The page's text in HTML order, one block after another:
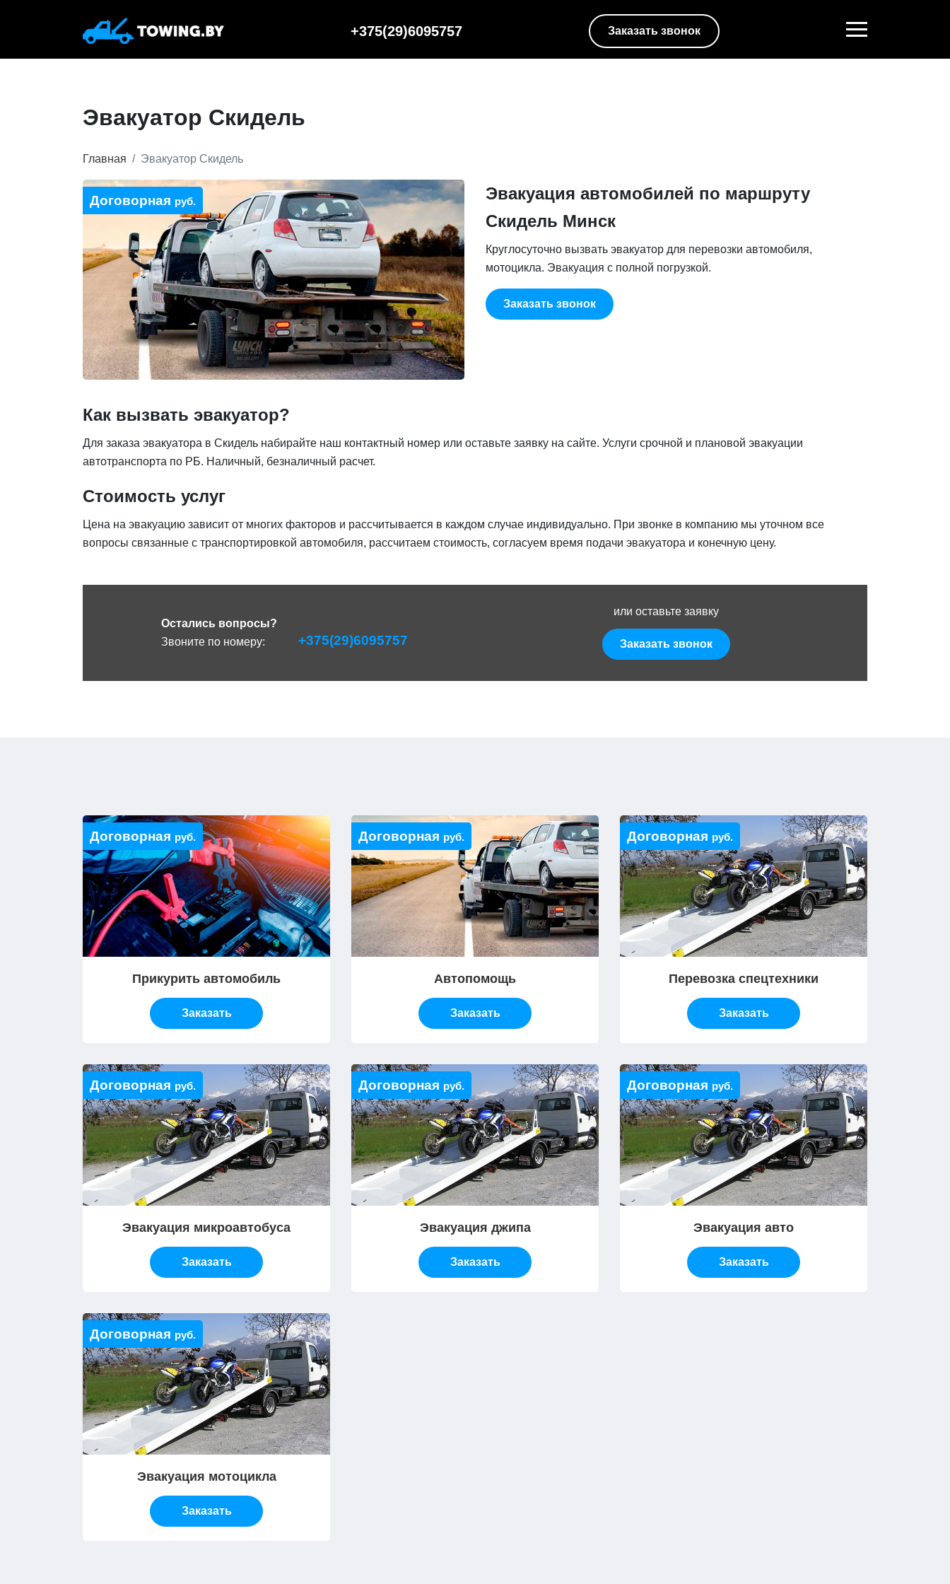
+375(29)6095757 Заказать звонок
Эвакуатор Скидель
Главная Эвакуатор Скидель
Договорная руб.
Эвакуация автомобилей по маршруту
Скидель Минск
Круглосуточно вызвать эвакуатор для перевозки автомобиля,
мотоцикла. Эвакуация с полной погрузкой.
Заказать звонок
Как вызвать эвакуатор?
Для заказа эвакуатора в Скидель набирайте наш контактный номер или оставьте заявку на сайте. Услуги срочной и плановой эвакуации
автотранспорта по РБ. Наличный, безналичный расчет.
Стоимость услуг
Цена на эвакуацию зависит от многих факторов и рассчитывается в каждом случае индивидуально. При звонке в компанию мы уточном все
вопросы связанные с транспортировкой автомобиля, рассчитаем стоимость, согласуем время подачи эвакуатора и конечную цену.
Остались вопросы?
Звоните по номеру:
+375(29)6095757
или оставьте заявку
Заказать звонок
Договорная руб.
Прикурить автомобиль
Заказать
Договорная руб.
Автопомощь
Заказать
Договорная руб.
Перевозка спецтехники
Заказать
Договорная руб.
Эвакуация микроавтобуса
Заказать
Договорная руб.
Эвакуация джипа
Заказать
Договорная руб.
Эвакуация авто
Заказать
Договорная руб.
Эвакуация мотоцикла
Заказать